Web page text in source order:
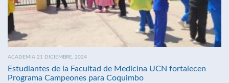
ACADEMIA 21 DICIEMBRE, 2024
Estudiantes de la Facultad de Medicina UCN fortalecen
Programa Campeones para Coquimbo